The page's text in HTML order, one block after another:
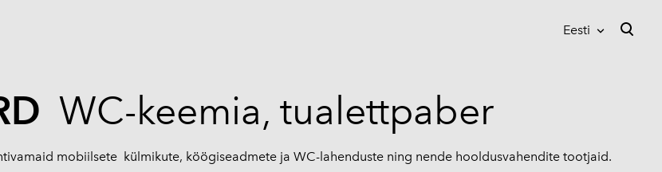
Eesti
WC-keemia, tualettpaber
mobiilsete külmikute, köögiseadmete ja WC-lahenduste ning nende hooldusvahendite tootjaid.